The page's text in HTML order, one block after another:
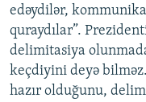
edəydilər,
quraydılar”.
delimitasiya
keçdiyini deyə
hazır olduğunu,